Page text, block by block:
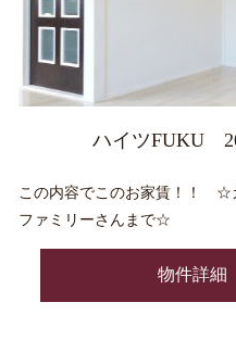
ハイツFUKU
この内容でこのお家賃！！ ☆
ファミリーさんまで☆
物件詳細